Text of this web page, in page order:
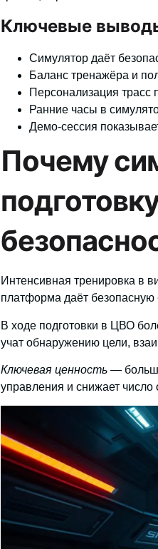
Ключевые
Симулятор даёт
Баланс тренажёра и
Персонализация
Ранние часы в
Демо‑сессия
Почему
Интенсивная тренировка в
платформа даёт
В ходе подготовки в ЦВО
учат обнаружению цели,
Ключевая ценность —
управления и снижает число